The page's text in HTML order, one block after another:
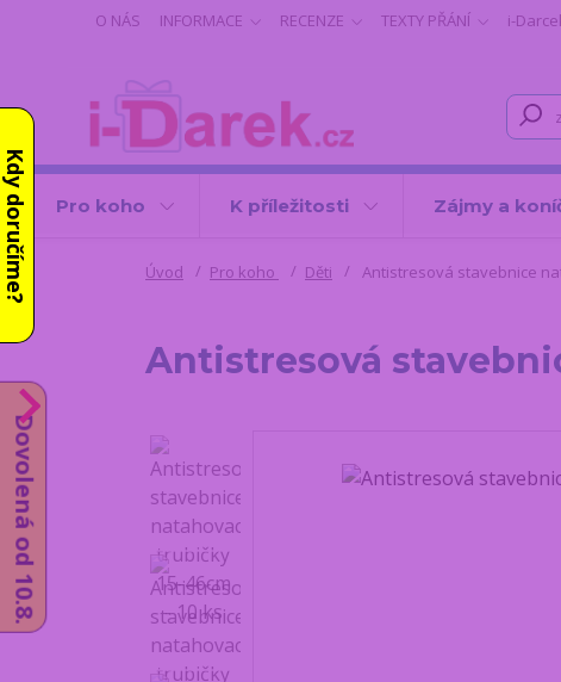
O NÁS INFORMACE RECENZE TEXTY PŘÁNÍ i-
Pro koho K příležitosti Zájmy a
Úvod Pro koho Děti Antistresová stavebnice
Antistresová
Dovolená od 10.8.
Kdy doručíme?